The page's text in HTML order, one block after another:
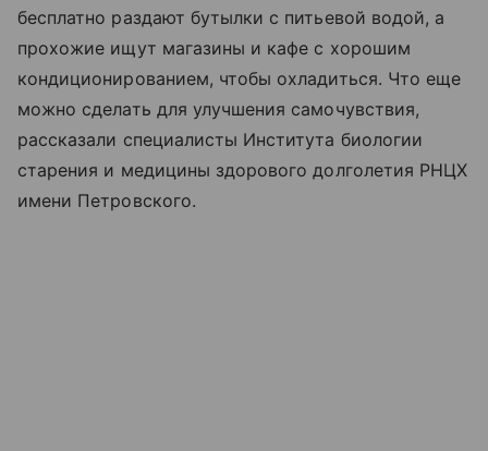
бесплатно раздают бутылки с питьевой водой, а
прохожие ищут магазины и кафе с хорошим
кондиционированием, чтобы охладиться. Что еще
можно сделать для улучшения самочувствия,
рассказали специалисты Института биологии
старения и медицины здорового долголетия РНЦХ
имени Петровского.